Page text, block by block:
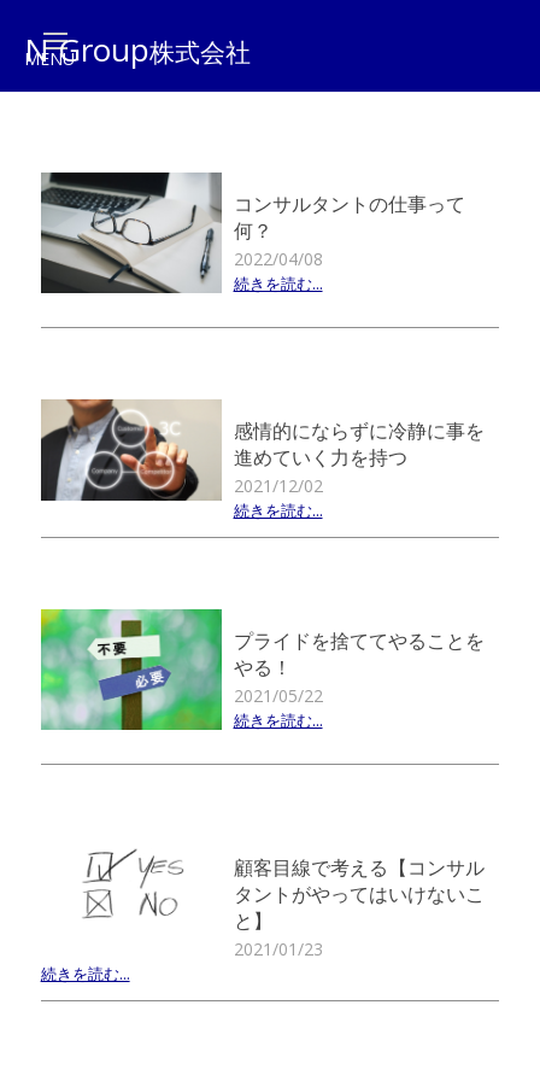
N Group株式会社
コンサルタントの仕事って
何？
2022/04/08
続きを読む...
感情的にならずに冷静に事を
進めていく力を持つ
2021/12/02
続きを読む...
プライドを捨ててやることを
やる！
2021/05/22
続きを読む...
顧客目線で考える【コンサル
タントがやってはいけないこ
と】
2021/01/23
続きを読む...